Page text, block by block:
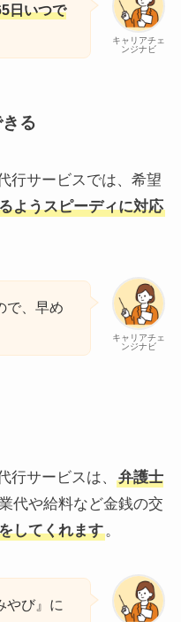
キャリアチェ
ンジナビ
日いつで
る
行サービスでは、希望
ようスピーディに対応
キャリアチェ
ンジナビ
で、早め
行サービスは、
弁護士
代や給料など金銭の交
してくれます。
やび』に